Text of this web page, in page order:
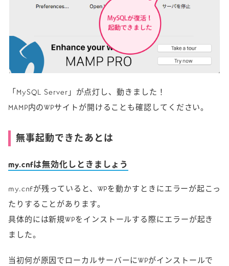
「MySQL Server」が点灯し、動きました！
MAMP内のWPサイトが開けることも確認してください。
無事起動できたあとは
my.cnfは無効化しときましょう
my.cnfが残っていると、WPを動かすときにエラーが起こっ
たりすることがあります。
具体的には新規WPをインストールする際にエラーが起き
ました。
当初何が原因でローカルサーバーにWPがインストールで